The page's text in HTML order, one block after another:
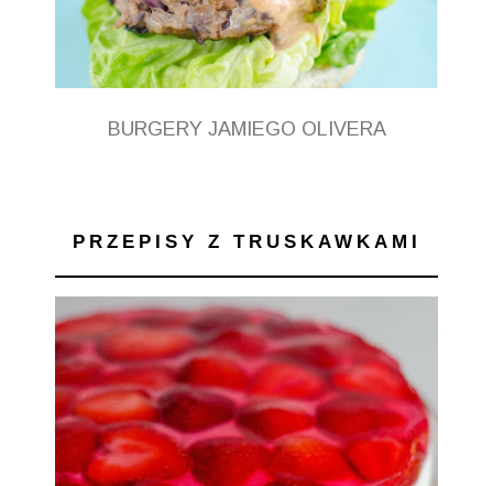
BURGERY JAMIEGO OLIVERA
PRZEPISY Z TRUSKAWKAMI